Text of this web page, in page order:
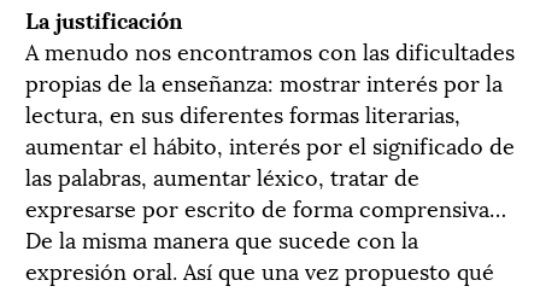
La justificación
A menudo nos encontramos con las dificultades
propias de la enseñanza: mostrar interés por la
lectura, en sus diferentes formas literarias,
aumentar el hábito, interés por el significado de
las palabras, aumentar léxico, tratar de
expresarse por escrito de forma comprensiva…
De la misma manera que sucede con la
expresión oral. Así que una vez propuesto qué